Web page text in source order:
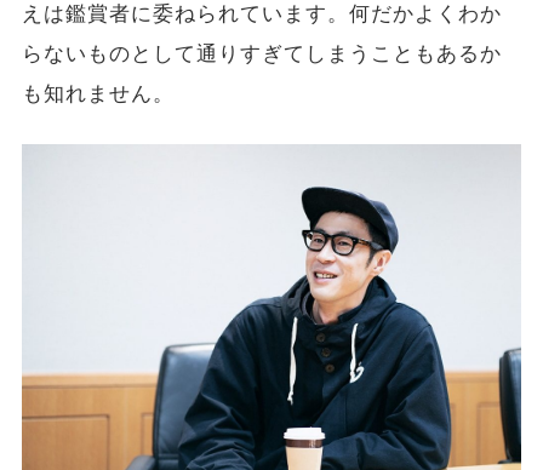
えは鑑賞者に委ねられています。何だかよくわか
らないものとして通りすぎてしまうこともあるか
も知れません。